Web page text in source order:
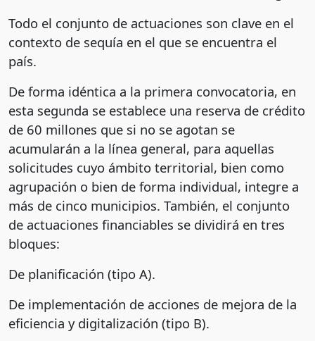
Todo el conjunto de actuaciones son clave en el
contexto de sequía en el que se encuentra el
país.
De forma idéntica a la primera convocatoria, en
esta segunda se establece una reserva de crédito
de 60 millones que si no se agotan se
acumularán a la línea general, para aquellas
solicitudes cuyo ámbito territorial, bien como
agrupación o bien de forma individual, integre a
más de cinco municipios. También, el conjunto
de actuaciones financiables se dividirá en tres
bloques:
De planificación (tipo A).
De implementación de acciones de mejora de la
eficiencia y digitalización (tipo B).